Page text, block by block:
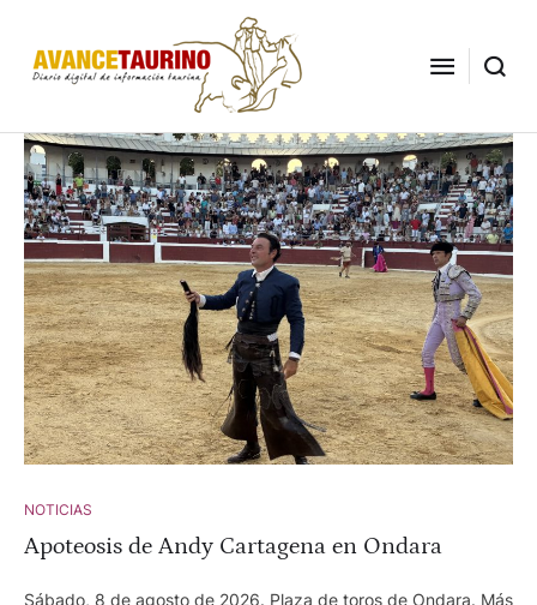
NOTICIAS
Apoteosis de Andy Cartagena en Ondara
Sábado, 8 de agosto de 2026. Plaza de toros de Ondara. Más